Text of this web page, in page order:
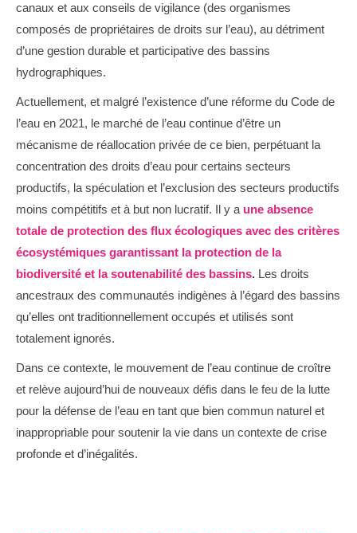
canaux et aux conseils de vigilance (des organismes
composés de propriétaires de droits sur l’eau), au détriment
d’une gestion durable et participative des bassins
hydrographiques.
Actuellement, et malgré l’existence d’une réforme du Code de
l’eau en 2021, le marché de l’eau continue d’être un
mécanisme de réallocation privée de ce bien, perpétuant la
concentration des droits d’eau pour certains secteurs
productifs, la spéculation et l’exclusion des secteurs productifs
moins compétitifs et à but non lucratif. Il y a une absence
totale de protection des flux écologiques avec des critères
écosystémiques garantissant la protection de la
biodiversité et la soutenabilité des bassins. Les droits
ancestraux des communautés indigènes à l’égard des bassins
qu’elles ont traditionnellement occupés et utilisés sont
totalement ignorés.
Dans ce contexte, le mouvement de l’eau continue de croître
et relève aujourd’hui de nouveaux défis dans le feu de la lutte
pour la défense de l’eau en tant que bien commun naturel et
inappropriable pour soutenir la vie dans un contexte de crise
profonde et d’inégalités.